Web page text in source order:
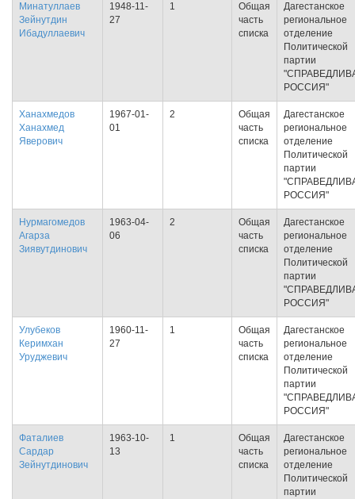
Минатуллаев
Зейнутдин
Ибадуллаевич
1948-11-
27
1
Общая
часть
списка
Дагестанское
региональное
отделение
Политической
партии
РОССИЯ"
Ханахмедов
Ханахмед
Яверович
1967-01-
01
2
Общая
часть
списка
Дагестанское
региональное
отделение
Политической
партии
РОССИЯ"
Нурмагомедов
Агарза
Зиявутдинович
1963-04-
06
2
Общая
часть
списка
Дагестанское
региональное
отделение
Политической
партии
РОССИЯ"
Улубеков
Керимхан
Уруджевич
1960-11-
27
1
Общая
часть
списка
Дагестанское
региональное
отделение
Политической
партии
РОССИЯ"
Фаталиев
Сардар
Зейнутдинович
1963-10-
13
1
Общая
часть
списка
Дагестанское
региональное
отделение
Политической
партии